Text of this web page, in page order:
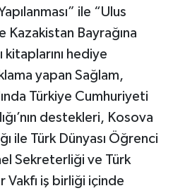
ile “Ulus
Kazakistan Bayrağına
kitaplarını hediye
yapan Sağlam,
Türkiye Cumhuriyeti
destekleri, Kosova
ile Türk Dünyası Öğrenci
Sekreterliği ve Türk
Vakfı iş birliği içinde